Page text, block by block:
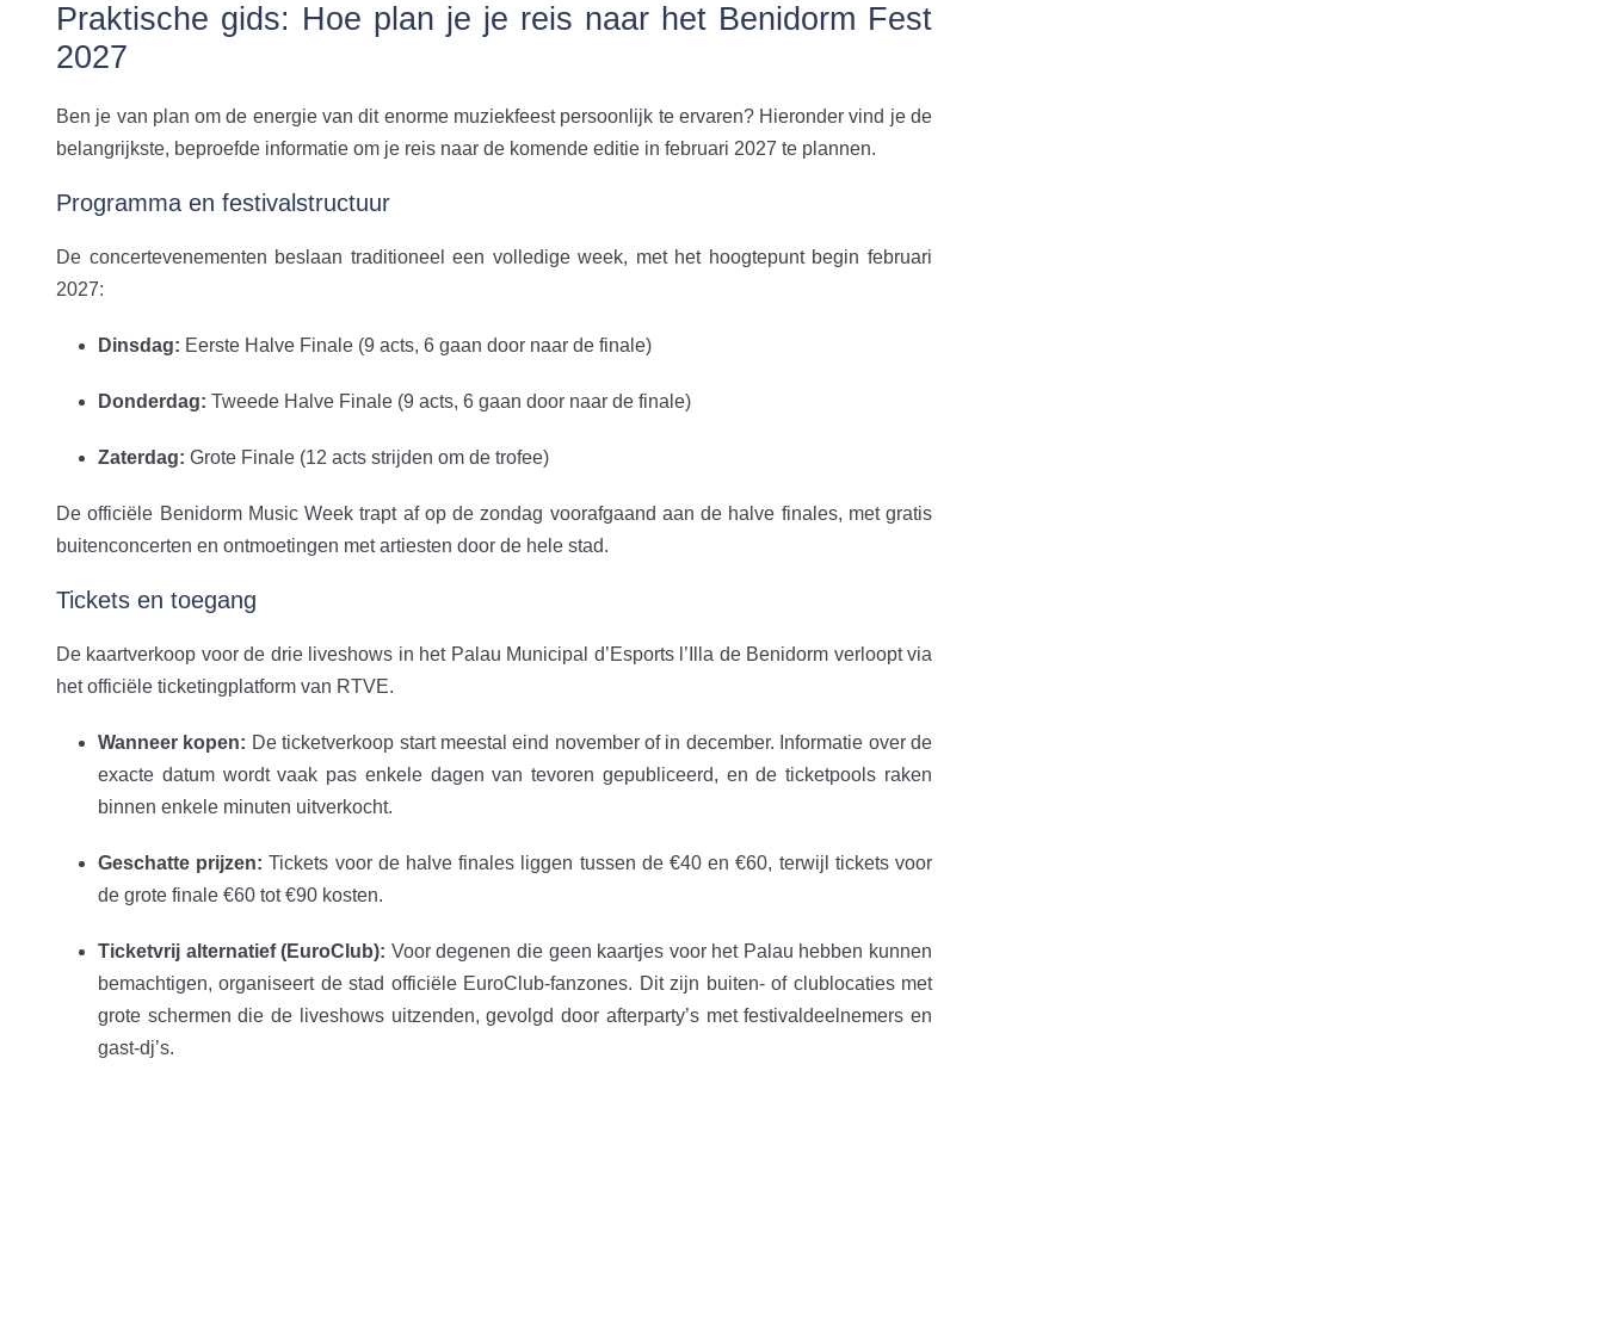
Praktische gids: Hoe plan je je reis naar het Benidorm Fest
2027
Ben je van plan om de energie van dit enorme muziekfeest persoonlijk te ervaren? Hieronder vind je de
belangrijkste, beproefde informatie om je reis naar de komende editie in februari 2027 te plannen.
Programma en festivalstructuur
De concertevenementen beslaan traditioneel een volledige week, met het hoogtepunt begin februari
2027:
Dinsdag: Eerste Halve Finale (9 acts, 6 gaan door naar de finale)
Donderdag: Tweede Halve Finale (9 acts, 6 gaan door naar de finale)
Zaterdag: Grote Finale (12 acts strijden om de trofee)
De officiële Benidorm Music Week trapt af op de zondag voorafgaand aan de halve finales, met gratis
buitenconcerten en ontmoetingen met artiesten door de hele stad.
Tickets en toegang
De kaartverkoop voor de drie liveshows in het Palau Municipal d’Esports l’Illa de Benidorm verloopt via
het officiële ticketingplatform van RTVE.
Wanneer kopen: De ticketverkoop start meestal eind november of in december. Informatie over de
exacte datum wordt vaak pas enkele dagen van tevoren gepubliceerd, en de ticketpools raken
binnen enkele minuten uitverkocht.
Geschatte prijzen: Tickets voor de halve finales liggen tussen de €40 en €60, terwijl tickets voor
de grote finale €60 tot €90 kosten.
Ticketvrij alternatief (EuroClub): Voor degenen die geen kaartjes voor het Palau hebben kunnen
bemachtigen, organiseert de stad officiële EuroClub-fanzones. Dit zijn buiten- of clublocaties met
grote schermen die de liveshows uitzenden, gevolgd door afterparty’s met festivaldeelnemers en
gast-dj’s.